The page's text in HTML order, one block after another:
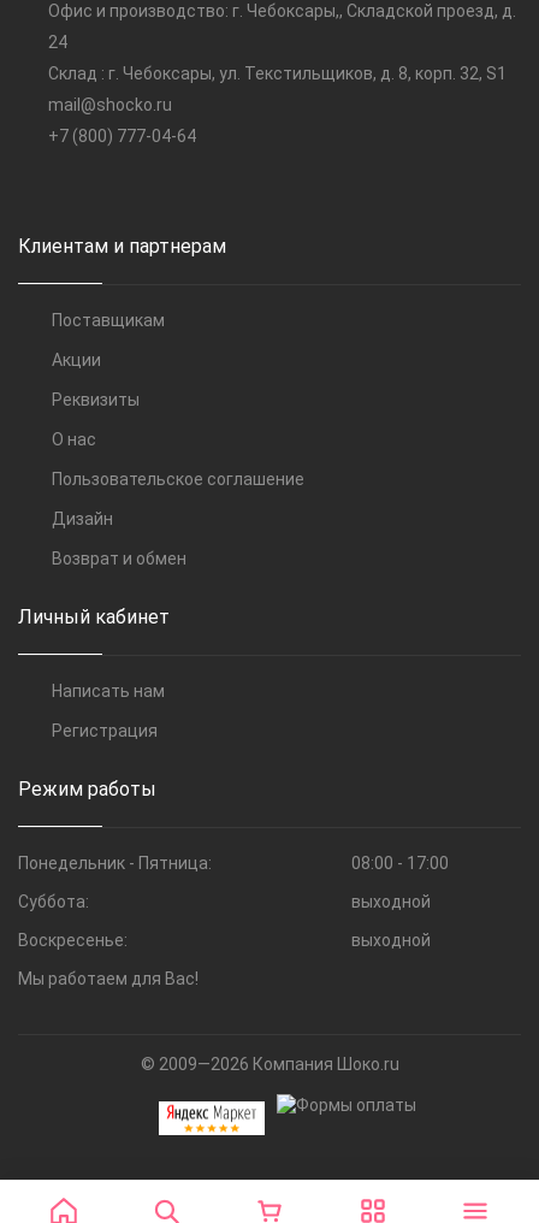
Офис и производство: г. Чебоксары,, Складской проезд, д.
24
Склад : г. Чебоксары, ул. Текстильщиков, д. 8, корп. 32, S1
mail@shocko.ru
+7 (800) 777-04-64
Клиентам и партнерам
Поставщикам
Акции
Реквизиты
О нас
Пользовательское соглашение
Дизайн
Возврат и обмен
Личный кабинет
Написать нам
Регистрация
Режим работы
Понедельник - Пятница:
08:00 - 17:00
Суббота:
выходной
Воскресенье:
выходной
Мы работаем для Вас!
© 2009—2026 Компания Шоко.ru